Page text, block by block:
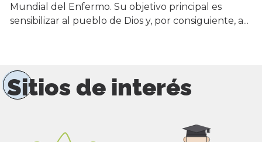
Mundial del Enfermo. Su objetivo principal es
sensibilizar al pueblo de Dios y, por consiguiente, a...
Sitios de interés